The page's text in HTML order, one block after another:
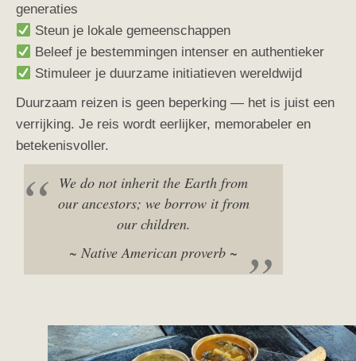
generaties
Steun je lokale gemeenschappen
Beleef je bestemmingen intenser en authentieker
Stimuleer je duurzame initiatieven wereldwijd
Duurzaam reizen is geen beperking — het is juist een
verrijking. Je reis wordt eerlijker, memorabeler en
betekenisvoller.
We do not inherit the Earth from
our ancestors; we borrow it from
our children.
~ Native American proverb ~